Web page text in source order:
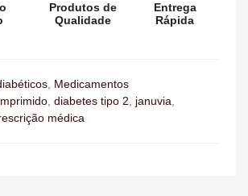
Produtos de
Qualidade
Entrega
Rápida
, Medicamentos
, diabetes tipo 2, januvia,
médica